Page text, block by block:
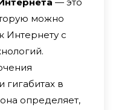
можно
Интернету с
гигабитах в
определяет,